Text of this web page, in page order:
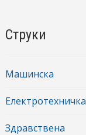
Струки
Машинска
Електротехничка
Здравствена